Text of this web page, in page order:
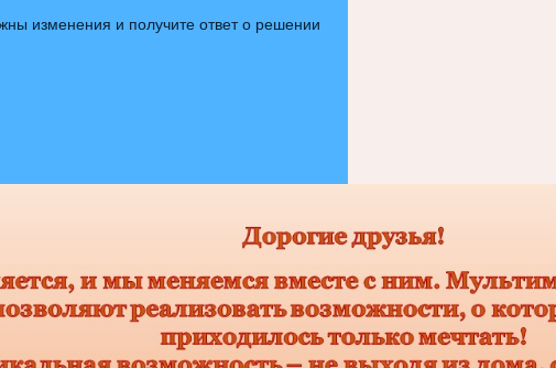
изменения и получите ответ о решении